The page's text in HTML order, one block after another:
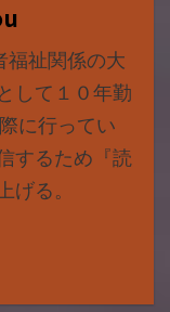
福祉関係の大
して１０年勤
に行ってい
するため『読
げる。